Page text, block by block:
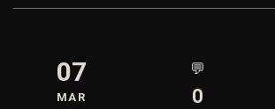
07
MAR
💬
0